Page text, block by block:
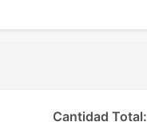
Cantidad Total: